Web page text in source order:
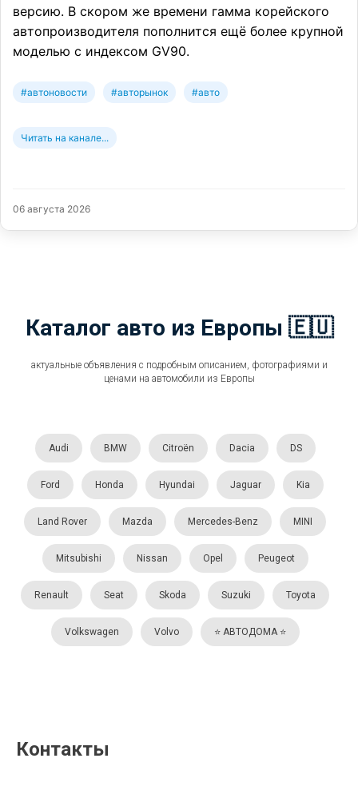
версию. В скором же времени гамма корейского
автопроизводителя пополнится ещё более крупной
моделью с индексом GV90.
#автоновости #авторынок #авто
Читать на канале...
06 августа 2026
Каталог авто из Европы 🇪🇺
актуальные объявления с подробным описанием, фотографиями и
ценами на автомобили из Европы
Audi BMW Citroën Dacia DS
Ford Honda Hyundai Jaguar Kia
Land Rover Mazda Mercedes-Benz MINI
Mitsubishi Nissan Opel Peugeot
Renault Seat Skoda Suzuki Toyota
Volkswagen Volvo ⭐️ АВТОДОМА ⭐️
Контакты